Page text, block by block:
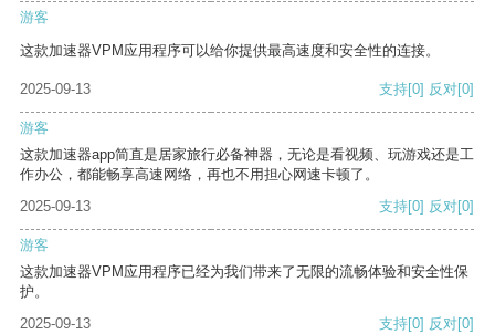
游客
这款加速器VPM应用程序可以给你提供最高速度和安全性的连接。
2025-09-13 支持[0] 反对[0]
游客
这款加速器app简直是居家旅行必备神器，无论是看视频、玩游戏还是工
作办公，都能畅享高速网络，再也不用担心网速卡顿了。
2025-09-13
支持[0] 反对[0]
游客
这款加速器VPM应用程序已经为我们带来了无限的流畅体验和安全性保
护。
2025-09-13
支持[0] 反对[0]